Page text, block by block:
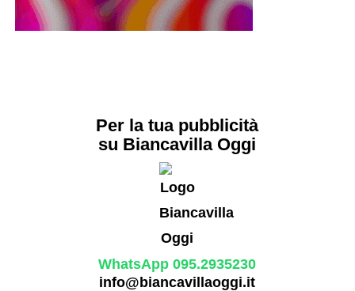
Per la tua pubblicità
su Biancavilla Oggi
WhatsApp 095.2935230
info@biancavillaoggi.it